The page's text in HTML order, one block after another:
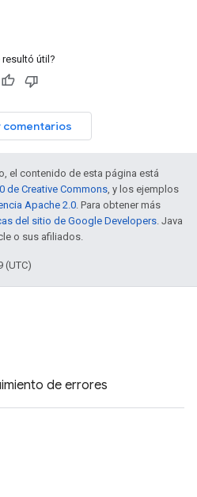
resultó útil?
comentarios
el contenido de esta página está
de Creative Commons, y los ejemplos
Apache 2.0. Para obtener más
del sitio de Google Developers. Java
o sus afiliados.
(UTC)
de errores